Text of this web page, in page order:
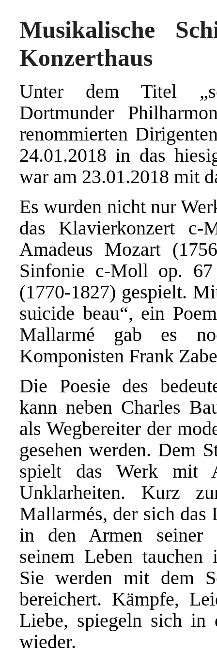
Musikalische
Konzerthaus
Unter dem Titel
Dortmunder
renommierten
24.01.2018 in das
war am 23.01.2018 mit
Es wurden nicht nur
das Klavierkonzert
Amadeus Mozart
Sinfonie c-Moll op.
(1770-1827) gespielt.
suicide beau“, ein
Mallarmé gab es
Komponisten Frank
Die Poesie des
kann neben Charles
als Wegbereiter der
gesehen werden. Dem
spielt das Werk mit
Unklarheiten. Kurz
Mallarmés, der sich das
in den Armen seiner
seinem Leben tauchen
Sie werden mit dem
bereichert. Kämpfe,
Liebe, spiegeln sich in
wieder.